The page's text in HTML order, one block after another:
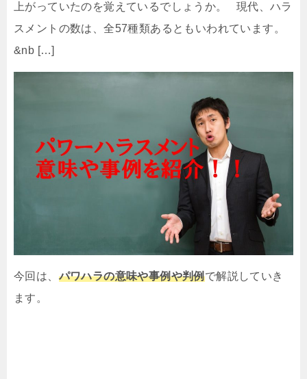
上がっていたのを覚えているでしょうか。 現代、ハラ
スメントの数は、全57種類あるともいわれています。
&nb […]
今回は、 パワハラの意味や事例や判例で解説していき
ます。